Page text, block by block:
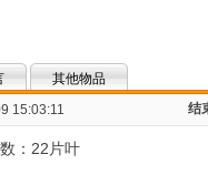
其他物品
15:03:11 结
：22片叶